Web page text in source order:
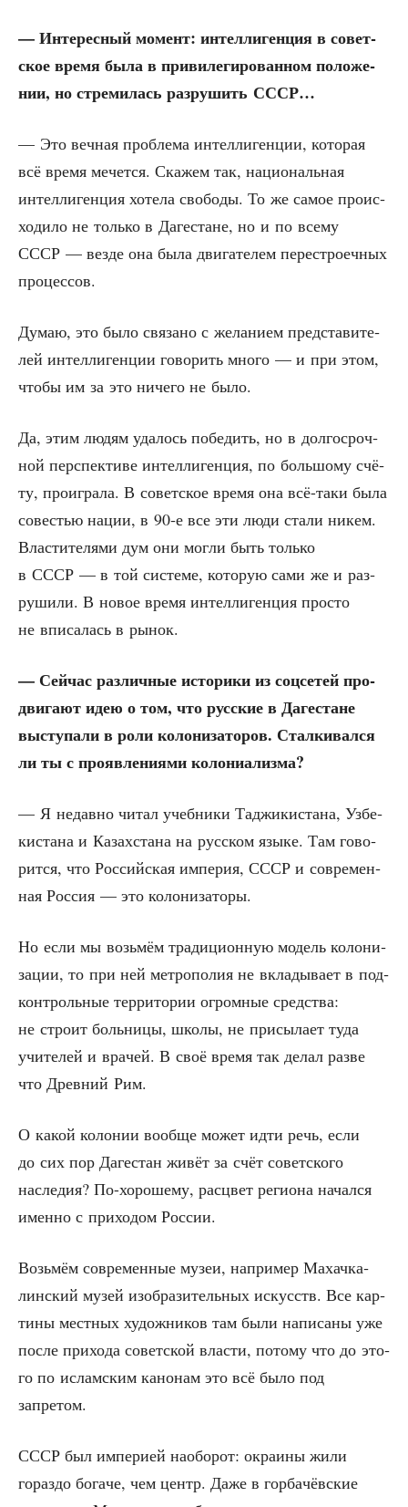
— Инте­рес­ный момент: интел­ли­ген­ция в совет­
ское вре­мя была в при­ви­ле­ги­ро­ван­ном поло­же­
нии, но стре­ми­лась раз­ру­шить СССР…
— Это веч­ная про­бле­ма интел­ли­ген­ции, кото­рая
всё вре­мя мечет­ся. Ска­жем так, наци­о­наль­ная
интел­ли­ген­ция хоте­ла сво­бо­ды. То же самое про­ис­
хо­ди­ло не толь­ко в Даге­стане, но и по все­му
СССР — вез­де она была дви­га­те­лем пере­стро­еч­ных
процессов.
Думаю, это было свя­за­но с жела­ни­ем пред­ста­ви­те­
лей интел­ли­ген­ции гово­рить мно­го — и при этом,
что­бы им за это ниче­го не было.
Да, этим людям уда­лось побе­дить, но в дол­го­сроч­
ной пер­спек­ти­ве интел­ли­ген­ция, по боль­шо­му счё­
ту, про­иг­ра­ла. В совет­ское вре­мя она всё-таки была
сове­стью нации, в 90‑е все эти люди ста­ли никем.
Вла­сти­те­ля­ми дум они мог­ли быть толь­ко
в СССР — в той систе­ме, кото­рую сами же и раз­
ру­ши­ли. В новое вре­мя интел­ли­ген­ция про­сто
не впи­са­лась в рынок.
— Сей­час раз­лич­ные исто­ри­ки из соц­се­тей про­
дви­га­ют идею о том, что рус­ские в Даге­стане
высту­па­ли в роли коло­ни­за­то­ров. Стал­ки­вал­ся
ли ты с про­яв­ле­ни­я­ми колониализма?
— Я недав­но читал учеб­ни­ки Таджи­ки­ста­на, Узбе­
ки­ста­на и Казах­ста­на на рус­ском язы­ке. Там гово­
рит­ся, что Рос­сий­ская импе­рия, СССР и совре­мен­
ная Рос­сия — это колонизаторы.
Но если мы возь­мём тра­ди­ци­он­ную модель коло­ни­
за­ции, то при ней мет­ро­по­лия не вкла­ды­ва­ет в под­
кон­троль­ные тер­ри­то­рии огром­ные сред­ства:
не стро­ит боль­ни­цы, шко­лы, не при­сы­ла­ет туда
учи­те­лей и вра­чей. В своё вре­мя так делал раз­ве
что Древ­ний Рим.
О какой коло­нии вооб­ще может идти речь, если
до сих пор Даге­стан живёт за счёт совет­ско­го
насле­дия? По-хоро­ше­му, рас­цвет реги­о­на начал­ся
имен­но с при­хо­дом России.
Возь­мём совре­мен­ные музеи, напри­мер Махач­ка­
лин­ский музей изоб­ра­зи­тель­ных искусств. Все кар­
ти­ны мест­ных худож­ни­ков там были напи­са­ны уже
после при­хо­да совет­ской вла­сти, пото­му что до это­
го по ислам­ским кано­нам это всё было под
запретом.
СССР был импе­ри­ей наобо­рот: окра­и­ны жили
гораз­до бога­че, чем центр. Даже в гор­ба­чёв­ские